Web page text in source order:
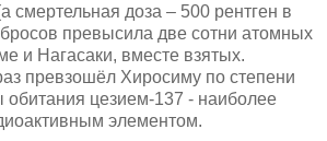
смертельная доза – 500 рентген в
превысила две сотни атомных
и Нагасаки, вместе взятых.
превзошёл Хиросиму по степени
обитания цезием-137 - наиболее
элементом.